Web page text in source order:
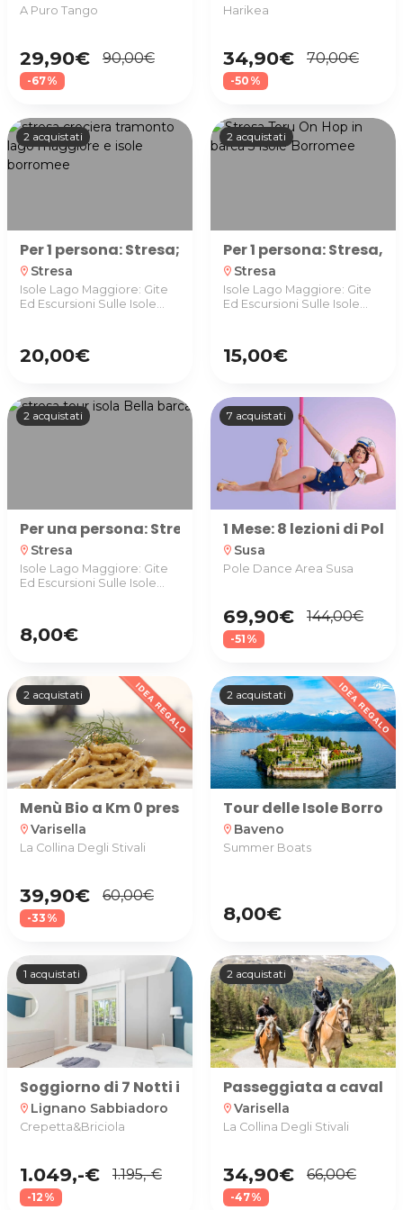
A Puro Tango
29,90€ 90,00€
-67%
Harikea
34,90€ 70,00€
-50%
2 acquistati
Per 1 persona: Stresa; Crociera al tramonto del
location_on Stresa
Isole Lago Maggiore: Gite
Ed Escursioni Sulle Isole
20,00€
2 acquistati
Per 1 persona: Stresa,
location_on Stresa
Isole Lago Maggiore: Gite
Ed Escursioni Sulle Isole
15,00€
2 acquistati
Per una persona: Stresa, Tour Hop-on Hop-off
location_on Stresa
Isole Lago Maggiore: Gite
Ed Escursioni Sulle Isole
8,00€
7 acquistati
1 Mese: 8 lezioni di
location_on Susa
Pole Dance Area Susa
69,90€ 144,00€
-51%
2 acquistati
Menù Bio a Km 0 presso L'Azienda Agricola La
location_on Varisella
La Collina Degli Stivali
39,90€ 60,00€
-33%
2 acquistati
Tour delle Isole
location_on Baveno
Summer Boats
8,00€
1 acquistati
Soggiorno di 7 Notti in Bilocale con camera
location_on Lignano Sabbiadoro
Crepetta&Briciola
1.049,-€ 1.195,-€
-12%
2 acquistati
Passeggiata a cavallo
location_on Varisella
La Collina Degli Stivali
34,90€ 66,00€
-47%